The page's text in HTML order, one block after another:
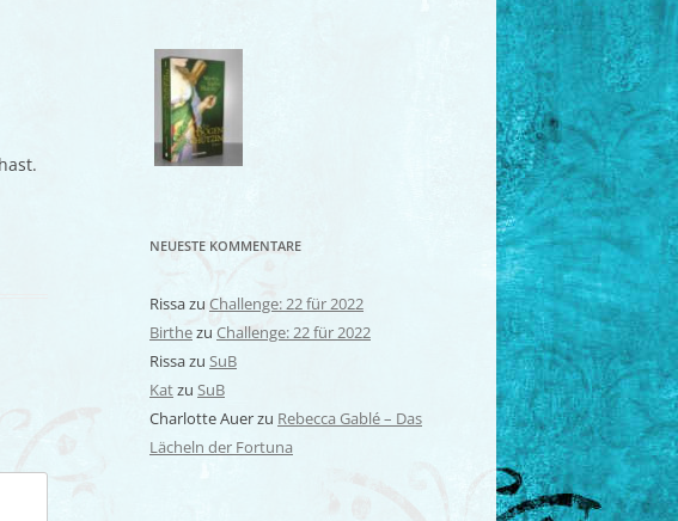
NEUESTE KOMMENTARE
Rissazu Challenge: 22 für 2022
Birthezu Challenge: 22 für 2022
Rissazu SuB
Katzu SuB
Charlotte Auerzu Rebecca Gablé – Das
Lächeln der Fortuna